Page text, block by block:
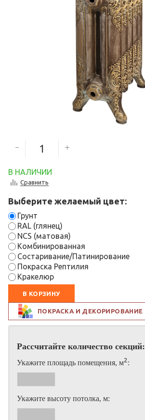
В НАЛИЧИИ
Сравнить
Выберите желаемый цвет:
Грунт
RAL (глянец)
NCS (матовая)
Комбинированная
Состаривание/Патинирование
Покраска Рептилия
Кракелюр
В КОРЗИНУ
ПОКРАСКА И ДЕКОРИРОВАНИЕ
Рассчитайте количество секций:
Укажите площадь помещения, м2 :
Укажите высоту потолка, м: